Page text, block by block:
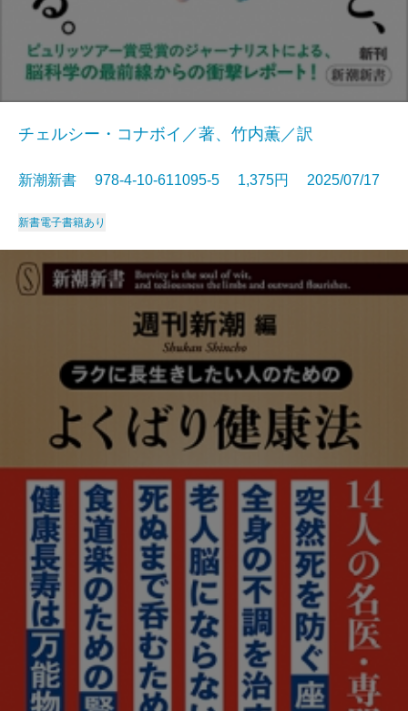
チェルシー・コナボイ／著、竹内薫／訳
新潮新書 978-4-10-611095-5 1,375円 2025/07/17
新書電子書籍あり